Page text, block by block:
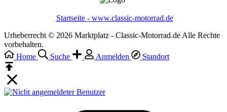
Startseite - www.classic-motorrad.de
Urheberrecht © 2026 Marktplatz - Classic-Motorrad.de Alle Rechte
vorbehalten.
Home
Suche Anmelden Standort